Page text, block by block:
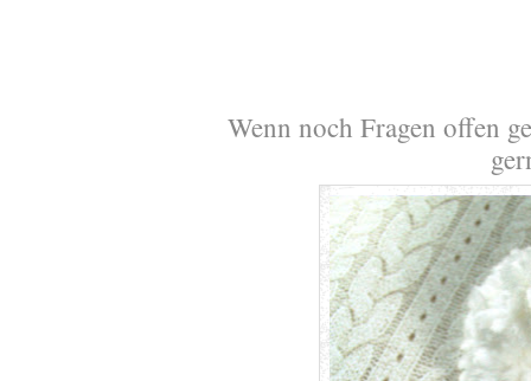
Wenn noch Fragen offen